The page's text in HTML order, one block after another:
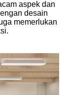
aspek dan
desain
memerlukan